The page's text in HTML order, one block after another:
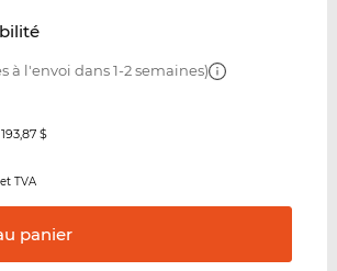
à l'envoi dans 1-2 semaines)
193,87 $
TVA
panier